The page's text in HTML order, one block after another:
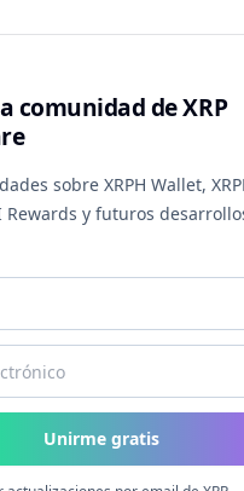
comunidad de XRP
sobre XRPH Wallet,
Rewards y futuros
Unirme gratis